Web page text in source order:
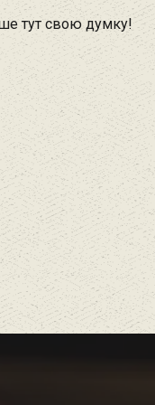
тут свою думку!